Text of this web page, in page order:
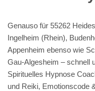
Genauso für 55262
Ingelheim (Rhein),
Appenheim ebenso wie
Gau-Algesheim – schnell
Spirituelles Hypnose
und Reiki, Emotionscode